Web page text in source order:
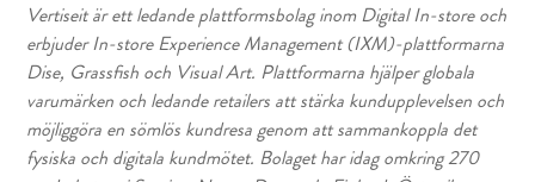
Vertiseit är ett ledande plattformsbolag inom Digital In-store och
erbjuder In-store Experience Management (IXM)-plattformarna
Dise, Grassfish och Visual Art. Plattformarna hjälper globala
varumärken och ledande retailers att stärka kundupplevelsen och
möjliggöra en sömlös kundresa genom att sammankoppla det
fysiska och digitala kundmötet. Bolaget har idag omkring 270